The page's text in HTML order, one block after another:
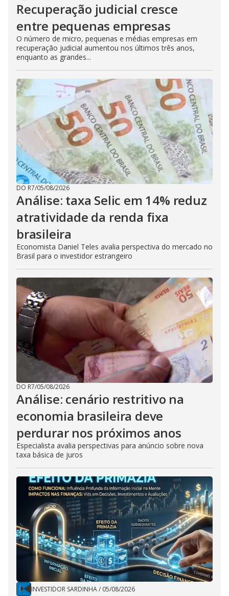
Recuperação judicial cresce
entre pequenas empresas
O número de micro, pequenas e médias empresas em
recuperação judicial aumentou nos últimos três anos,
enquanto as grandes...
DO R7/05/08/2026
Análise: taxa Selic em 14% reduz
atratividade da renda fixa
brasileira
Economista Daniel Teles avalia perspectiva do mercado no
Brasil para o investidor estrangeiro
DO R7/05/08/2026
Análise: cenário restritivo na
economia brasileira deve
perdurar nos próximos anos
Especialista avalia perspectivas para anúncio sobre nova
taxa básica de juros
INVESTIDOR SARDINHA/ 05/08/2026